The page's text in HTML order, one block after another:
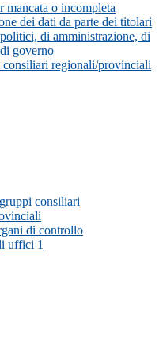
mancata o incompleta
dei dati da parte dei titolari
di amministrazione, di
governo
regionali/provinciali
consiliari
di controllo
uffici 1